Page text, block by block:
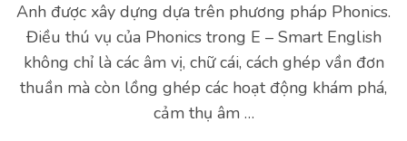
Anh được xây dựng dựa trên phương pháp Phonics.
Điều thú vụ của Phonics trong E – Smart English
không chỉ là các âm vị, chữ cái, cách ghép vần đơn
thuần mà còn lồng ghép các hoạt động khám phá,
cảm thụ âm …